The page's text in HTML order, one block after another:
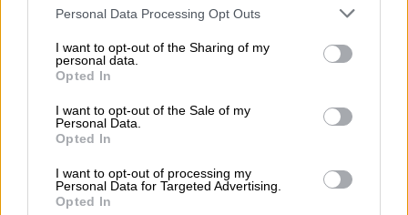
Personal Data Processing Opt Outs
I want to opt-out of the Sharing of my
personal data.
Opted In
I want to opt-out of the Sale of my
Personal Data.
Opted In
I want to opt-out of processing my
Personal Data for Targeted Advertising.
Opted In